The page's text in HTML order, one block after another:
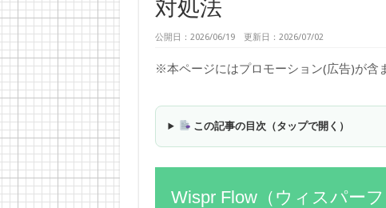
対処法
公開日：2026/06/19 更新日：2026/07/02
※本ページにはプロモーション(広告)が含
この記事の目次（タップで開く）
Wispr Flow（ウィスパー